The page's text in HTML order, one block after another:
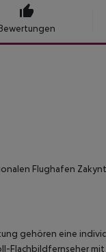
Flughafen
gehören eine
Flachbildfernseher